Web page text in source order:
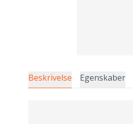
Beskrivelse Egenskaber